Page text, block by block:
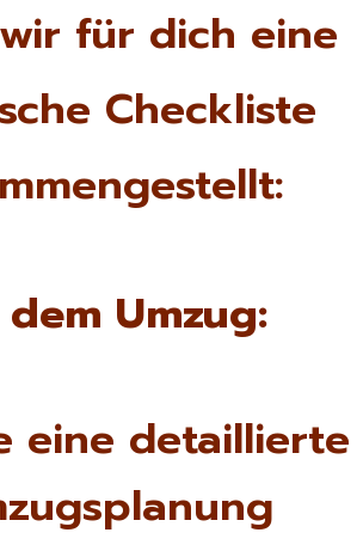
für dich eine
Checkliste
Umzug:
eine detaillierte